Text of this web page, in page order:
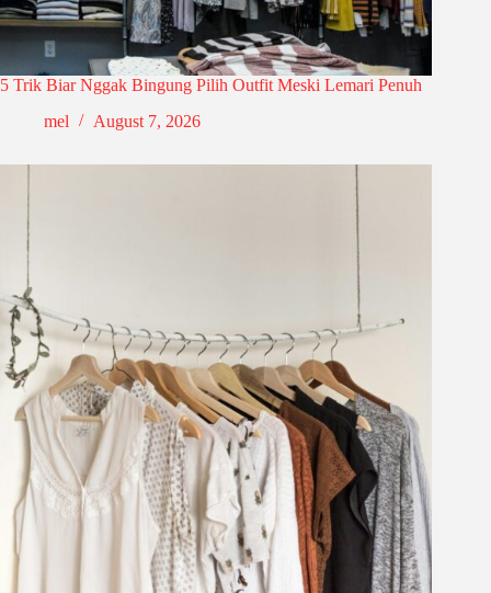
5 Trik Biar Nggak Bingung Pilih Outfit Meski Lemari Penuh
mel
August 7, 2026